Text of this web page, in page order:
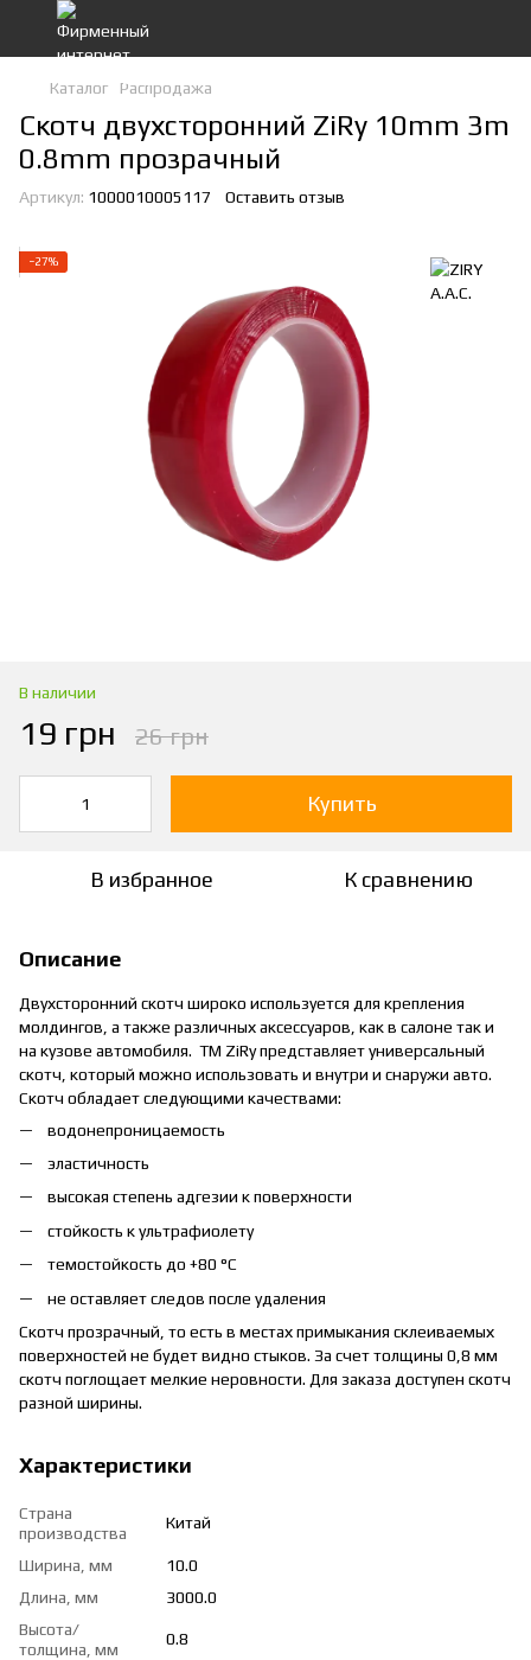
Каталог Распродажа
Скотч двухсторонний ZiRy 10mm 3m
0.8mm прозрачный
Артикул: 1000010005117 Оставить отзыв
−27%
В наличии
19 грн 26 грн
Купить
В избранное К сравнению
Описание
Двухсторонний скотч широко используется для крепления
молдингов, а также различных аксессуаров, как в салоне так и
на кузове автомобиля. ТМ ZiRy представляет универсальный
скотч, который можно использовать и внутри и снаружи авто.
Скотч обладает следующими качествами:
водонепроницаемость
эластичность
высокая степень адгезии к поверхности
стойкость к ультрафиолету
темостойкость до +80 °C
не оставляет следов после удаления
Скотч прозрачный, то есть в местах примыкания склеиваемых
поверхностей не будет видно стыков. За счет толщины 0,8 мм
скотч поглощает мелкие неровности. Для заказа доступен скотч
разной ширины.
Характеристики
Страна
производства
Китай
Ширина, мм
10.0
Длина, мм
3000.0
Высота/
толщина, мм
0.8